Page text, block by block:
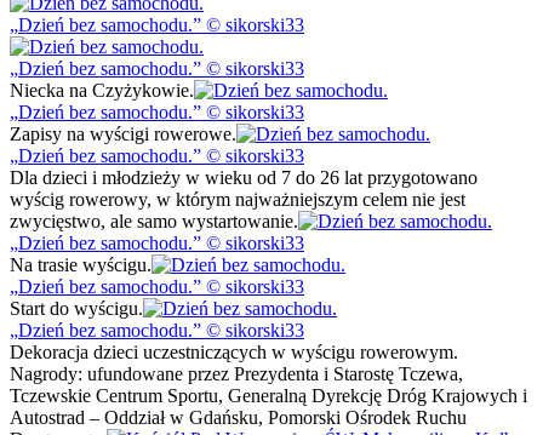
Dzień bez samochodu. © sikorski33
Dzień bez samochodu.
© sikorski33
Niecka na Czyżykowie.
Dzień bez samochodu.
© sikorski33
Zapisy na wyścigi rowerowe.
Dzień bez samochodu.
© sikorski33
Dla dzieci i młodzieży w wieku od 7 do 26 lat przygotowano
wyścig rowerowy, w którym najważniejszym celem nie jest
zwycięstwo, ale samo wystartowanie.
Dzień bez samochodu.
© sikorski33
Na trasie wyścigu.
Dzień bez samochodu.
© sikorski33
Start do wyścigu.
Dzień bez samochodu.
© sikorski33
Dekoracja dzieci uczestniczących w wyścigu rowerowym.
Nagrody: ufundowane przez Prezydenta i Starostę Tczewa,
Tczewskie Centrum Sportu, Generalną Dyrekcję Dróg Krajowych i
Autostrad – Oddział w Gdańsku, Pomorski Ośrodek Ruchu